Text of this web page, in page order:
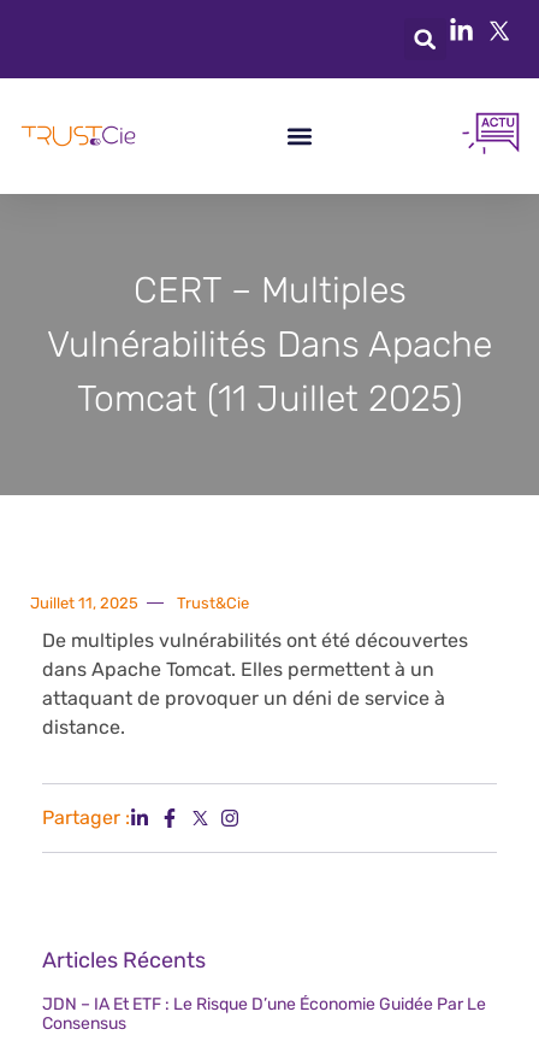
CERT – Multiples
Vulnérabilités Dans Apache
Tomcat (11 Juillet 2025)
Juillet 11, 2025 Trust&Cie
De multiples vulnérabilités ont été découvertes
dans Apache Tomcat. Elles permettent à un
attaquant de provoquer un déni de service à
distance.
Partager :
Articles Récents
JDN – IA Et ETF : Le Risque D’une Économie Guidée Par Le
Consensus